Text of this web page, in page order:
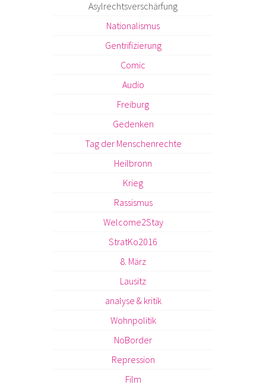
Asylrechtsverschärfung
Nationalismus
Gentrifizierung
Comic
Audio
Freiburg
Gedenken
Tag der Menschenrechte
Heilbronn
Krieg
Rassismus
Welcome2Stay
StratKo2016
8. März
Lausitz
analyse & kritik
Wohnpolitik
NoBorder
Repression
Film